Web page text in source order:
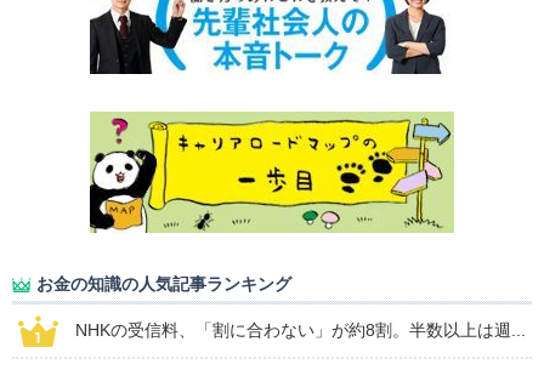
お金の知識の人気記事ランキング
NHKの受信料、「割に合わない」が約8割。半数以上は週...